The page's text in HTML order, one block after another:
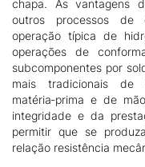
chapa. As vantagens
outros processos de
operação típica de
operações de
subcomponentes por
mais tradicionais
matéria‑prima e de
integridade e da
permitir que se
relação resistência